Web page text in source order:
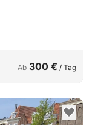
Ab 300 € / Tag